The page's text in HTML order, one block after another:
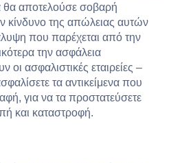
θα αποτελούσε σοβαρή
κίνδυνο της απώλειας αυτών
που παρέχεται από την
την ασφάλεια
ασφαλιστικές εταιρείες –
τα αντικείμενα που
για να τα προστατεύσετε
και καταστροφή.